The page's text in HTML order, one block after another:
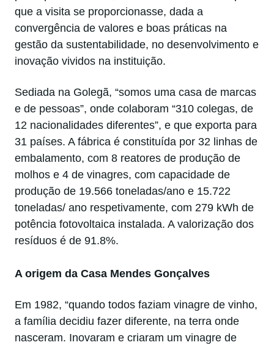
que a visita se proporcionasse, dada a
convergência de valores e boas práticas na
gestão da sustentabilidade, no desenvolvimento e
inovação vividos na instituição.
Sediada na Golegã, “somos uma casa de marcas
e de pessoas”, onde colaboram “310 colegas, de
12 nacionalidades diferentes”, e que exporta para
31 países. A fábrica é constituída por 32 linhas de
embalamento, com 8 reatores de produção de
molhos e 4 de vinagres, com capacidade de
produção de 19.566 toneladas/ano e 15.722
toneladas/ ano respetivamente, com 279 kWh de
potência fotovoltaica instalada. A valorização dos
resíduos é de 91.8%.
A origem da Casa Mendes Gonçalves
Em 1982, “quando todos faziam vinagre de vinho,
a família decidiu fazer diferente, na terra onde
nasceram. Inovaram e criaram um vinagre de